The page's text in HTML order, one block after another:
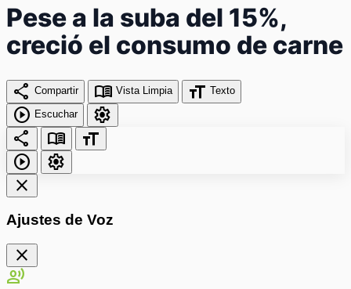
Pese a la suba del 15%,
creció el consumo de carne
share Compartir menu_book Vista Limpia format_size Texto
play_circle Escuchar
settings
share
menu_book
format_size
play_circle
settings
close
Ajustes de Voz
close
record_voice_over